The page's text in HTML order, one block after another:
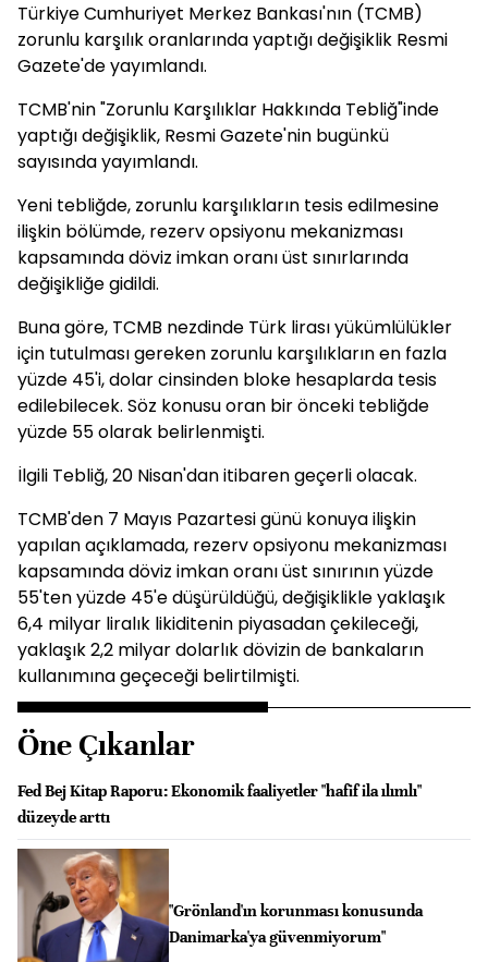
Türkiye Cumhuriyet Merkez Bankası'nın (TCMB)
zorunlu karşılık oranlarında yaptığı değişiklik Resmi
Gazete'de yayımlandı.
TCMB'nin "Zorunlu Karşılıklar Hakkında Tebliğ"inde
yaptığı değişiklik, Resmi Gazete'nin bugünkü
sayısında yayımlandı.
Yeni tebliğde, zorunlu karşılıkların tesis edilmesine
ilişkin bölümde, rezerv opsiyonu mekanizması
kapsamında döviz imkan oranı üst sınırlarında
değişikliğe gidildi.
Buna göre, TCMB nezdinde Türk lirası yükümlülükler
için tutulması gereken zorunlu karşılıkların en fazla
yüzde 45'i, dolar cinsinden bloke hesaplarda tesis
edilebilecek. Söz konusu oran bir önceki tebliğde
yüzde 55 olarak belirlenmişti.
İlgili Tebliğ, 20 Nisan'dan itibaren geçerli olacak.
TCMB'den 7 Mayıs Pazartesi günü konuya ilişkin
yapılan açıklamada, rezerv opsiyonu mekanizması
kapsamında döviz imkan oranı üst sınırının yüzde
55'ten yüzde 45'e düşürüldüğü, değişiklikle yaklaşık
6,4 milyar liralık likiditenin piyasadan çekileceği,
yaklaşık 2,2 milyar dolarlık dövizin de bankaların
kullanımına geçeceği belirtilmişti.
Öne Çıkanlar
Fed Bej Kitap Raporu: Ekonomik faaliyetler "hafif ila ılımlı"
düzeyde arttı
"Grönland'ın korunması konusunda
Danimarka'ya güvenmiyorum"